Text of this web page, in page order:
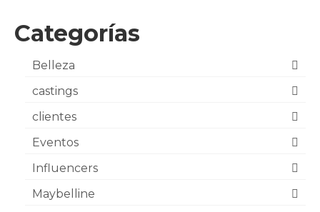
Categorías
Belleza
castings
clientes
Eventos
Influencers
Maybelline